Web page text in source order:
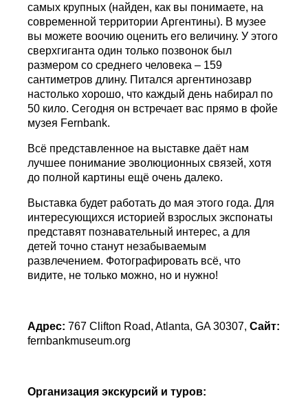
самых крупных (найден, как вы понимаете, на
современной территории Аргентины). В музее
вы можете воочию оценить его величину. У этого
сверхгиганта один только позвонок был
размером со среднего человека – 159
сантиметров длину. Питался аргентинозавр
настолько хорошо, что каждый день набирал по
50 кило. Сегодня он встречает вас прямо в фойе
музея Fernbank.
Всё представленное на выставке даёт нам
лучшее понимание эволюционных связей, хотя
до полной картины ещё очень далеко.
Выставка будет работать до мая этого года. Для
интересующихся историей взрослых экспонаты
представят познавательный интерес, а для
детей точно станут незабываемым
развлечением. Фотографировать всё, что
видите, не только можно, но и нужно!
Адрес:767 Clifton Road, Atlanta, GA 30307,Сайт:
fernbankmuseum.org
Организация экскурсий и туров: